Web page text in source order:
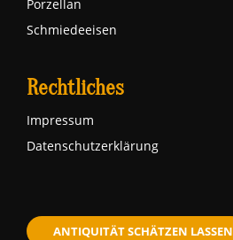
Porzellan
Schmiedeeisen
Rechtliches
Impressum
Datenschutzerklärung
ANTIQUITÄT SCHÄTZEN LASSEN